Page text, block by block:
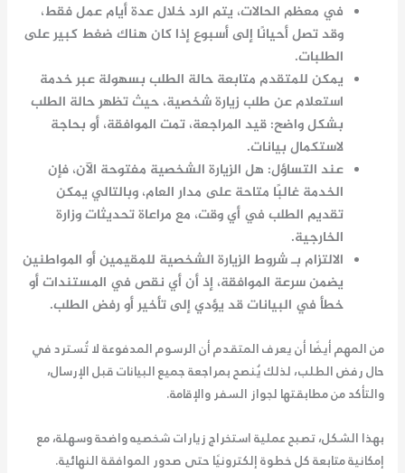
في معظم الحالات، يتم الرد خلال عدة أيام عمل فقط،
وقد تصل أحيانًا إلى أسبوع إذا كان هناك ضغط كبير على
الطلبات.
يمكن للمتقدم متابعة حالة الطلب بسهولة عبر خدمة
استعلام عن طلب زيارة شخصية، حيث تظهر حالة الطلب
بشكل واضح: قيد المراجعة، تمت الموافقة، أو بحاجة
لاستكمال بيانات.
عند التساؤل: هل الزيارة الشخصية مفتوحة الآن، فإن
الخدمة غالبًا متاحة على مدار العام، وبالتالي يمكن
تقديم الطلب في أي وقت، مع مراعاة تحديثات وزارة
الخارجية.
الالتزام بـ شروط الزيارة الشخصية للمقيمين أو المواطنين
يضمن سرعة الموافقة، إذ أن أي نقص في المستندات أو
خطأ في البيانات قد يؤدي إلى تأخير أو رفض الطلب.
من المهم أيضًا أن يعرف المتقدم أن الرسوم المدفوعة لا تُسترد في
حال رفض الطلب، لذلك يُنصح بمراجعة جميع البيانات قبل الإرسال،
والتأكد من مطابقتها لجواز السفر والإقامة.
بهذا الشكل، تصبح عملية استخراج زيارات شخصيه واضحة وسهلة، مع
إمكانية متابعة كل خطوة إلكترونيًا حتى صدور الموافقة النهائية.